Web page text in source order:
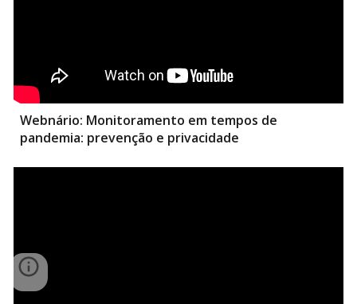
Webnário: Monitoramento em tempos de
pandemia: prevenção e privacidade